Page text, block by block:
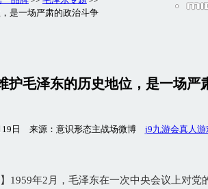
是一场严肃的政治斗争
护毛泽东的历史地位，是一场严
19日 来源：意识形态主战场微博 j9九游会真人游
年2月，毛泽东在一次中央会议上对党